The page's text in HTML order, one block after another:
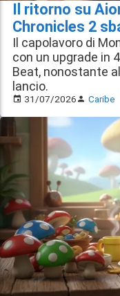
Il ritorno su
Chronicles 2
Il capolavoro di
con un upgrade in
Beat, nonostante
lancio.
31/07/2026 Caribe